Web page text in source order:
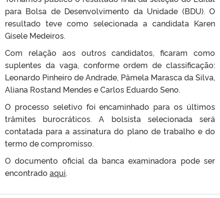
TELEFONES
para Bolsa de Desenvolvimento da Unidade (BDU). O
resultado teve como selecionada a candidata Karen
Gisele Medeiros.
Com relação aos outros candidatos, ficaram como
suplentes da vaga, conforme ordem de classificação:
Leonardo Pinheiro de Andrade, Pâmela Marasca da Silva,
Aliana Rostand Mendes e Carlos Eduardo Seno.
O processo seletivo foi encaminhado para os últimos
trâmites burocráticos. A bolsista selecionada será
contatada para a assinatura do plano de trabalho e do
termo de compromisso.
O documento oficial da banca examinadora pode ser
encontrado aqui.